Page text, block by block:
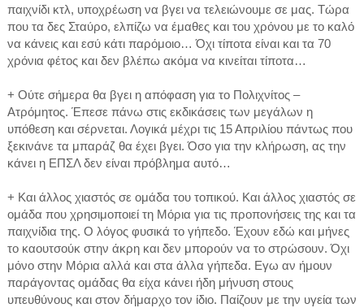
παιχνίδι κτλ, υποχρέωση να βγει να τελειώνουμε σε μας. Τώρα
που τα δες Σταύρο, ελπίζω να έμαθες και του χρόνου με το καλό
να κάνεις και εσύ κάτι παρόμοιο… Όχι τίποτα είναι και τα 70
χρόνια φέτος και δεν βλέπω ακόμα να κινείται τίποτα…
+ Ούτε σήμερα θα βγει η απόφαση για το Πολιχνίτος –
Ατρόμητος. Έπεσε πάνω στις εκδικάσεις των μεγάλων η
υπόθεση και σέρνεται. Λογικά μέχρι τις 15 Απριλίου πάντως που
ξεκινάνε τα μπαράζ θα έχει βγει. Όσο για την κλήρωση, ας την
κάνει η ΕΠΣΛ δεν είναι πρόβλημα αυτό…
+ Και άλλος χιαστός σε ομάδα του τοπικού. Και άλλος χιαστός σε
ομάδα που χρησιμοποιεί τη Μόρια για τις προπονήσεις της και τα
παιχνίδια της. Ο λόγος φυσικά το γήπεδο. Έχουν εδώ και μήνες
το καουτσούκ στην άκρη και δεν μπορούν να το στρώσουν. Όχι
μόνο στην Μόρια αλλά και στα άλλα γήπεδα. Εγω αν ήμουν
παράγοντας ομάδας θα είχα κάνει ήδη μήνυση στους
υπευθύνους και στον δήμαρχο τον ίδιο. Παίζουν με την υγεία των